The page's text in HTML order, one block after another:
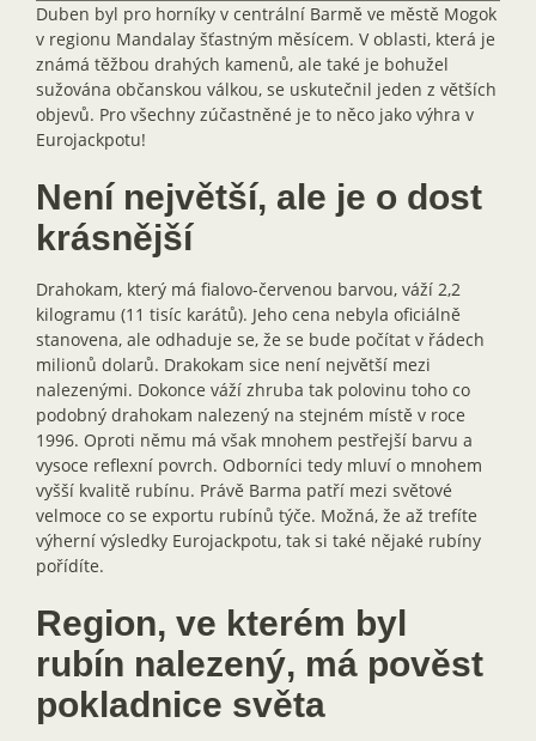
Duben byl pro horníky v centrální Barmě ve městě Mogok
v regionu Mandalay šťastným měsícem. V oblasti, která je
známá těžbou drahých kamenů, ale také je bohužel
sužována občanskou válkou, se uskutečnil jeden z větších
objevů. Pro všechny zúčastněné je to něco jako výhra v
Eurojackpotu!
Není největší, ale je o dost
krásnější
Drahokam, který má fialovo-červenou barvou, váží 2,2
kilogramu (11 tisíc karátů). Jeho cena nebyla oficiálně
stanovena, ale odhaduje se, že se bude počítat v řádech
milionů dolarů. Drakokam sice není největší mezi
nalezenými. Dokonce váží zhruba tak polovinu toho co
podobný drahokam nalezený na stejném místě v roce
1996. Oproti němu má však mnohem pestřejší barvu a
vysoce reflexní povrch. Odborníci tedy mluví o mnohem
vyšší kvalitě rubínu. Právě Barma patří mezi světové
velmoce co se exportu rubínů týče. Možná, že až trefíte
výherní výsledky Eurojackpotu, tak si také nějaké rubíny
pořídíte.
Region, ve kterém byl
rubín nalezený, má pověst
pokladnice světa